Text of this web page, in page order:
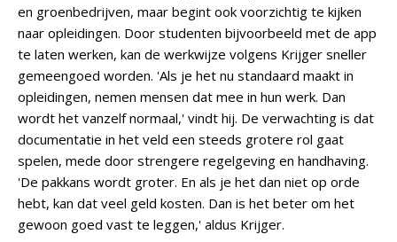
en groenbedrijven, maar begint ook voorzichtig te kijken
naar opleidingen. Door studenten bijvoorbeeld met de app
te laten werken, kan de werkwijze volgens Krijger sneller
gemeengoed worden. 'Als je het nu standaard maakt in
opleidingen, nemen mensen dat mee in hun werk. Dan
wordt het vanzelf normaal,' vindt hij. De verwachting is dat
documentatie in het veld een steeds grotere rol gaat
spelen, mede door strengere regelgeving en handhaving.
'De pakkans wordt groter. En als je het dan niet op orde
hebt, kan dat veel geld kosten. Dan is het beter om het
gewoon goed vast te leggen,' aldus Krijger.